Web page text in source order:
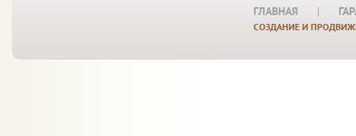
ГЛАВНАЯ
|
СОЗДАНИЕ И